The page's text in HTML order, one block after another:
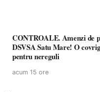
CONTROALE. Amenzi de
DSVSA Satu Mare! O
pentru nereguli
acum 15 ore